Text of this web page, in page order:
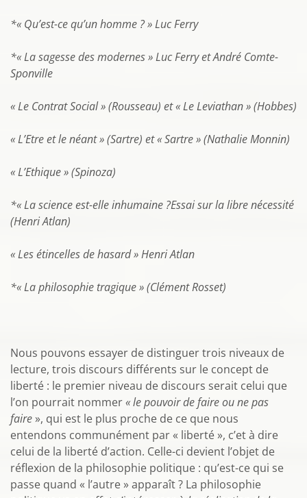
*« Qu’est-ce qu’un homme ? » Luc Ferry
*« La sagesse des modernes » Luc Ferry et André Comte-
Sponville
« Le Contrat Social » (Rousseau) et « Le Leviathan » (Hobbes)
« L’Etre et le néant » (Sartre) et « Sartre » (Nathalie Monnin)
« L’Ethique » (Spinoza)
*« La science est-elle inhumaine ?Essai sur la libre nécessité
(Henri Atlan)
« Les étincelles de hasard » Henri Atlan
*« La philosophie tragique » (Clément Rosset)
Nous pouvons essayer de distinguer trois niveaux de
lecture, trois discours différents sur le concept de
liberté : le premier niveau de discours serait celui que
l’on pourrait nommer« le pouvoir de faire ou ne pas
faire», qui est le plus proche de ce que nous
entendons communément par « liberté », c’et à dire
celui de la liberté d’action. Celle-ci devient l’objet de
réflexion de la philosophie politique : qu’est-ce qui se
passe quand « l’autre » apparaît ? La philosophie